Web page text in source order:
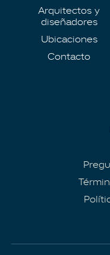
Arquitectos y
diseñadores
Ubicaciones
Contacto